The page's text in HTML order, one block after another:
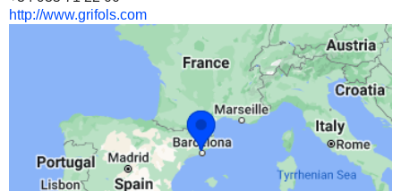
http://www.grifols.com